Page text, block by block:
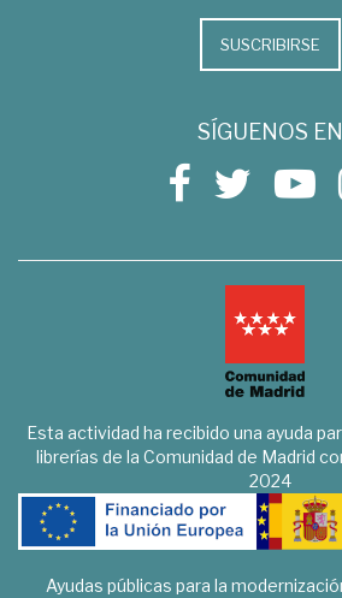
SUSCRIBIRSE
SÍGUENOS EN
Esta actividad ha recibido una ayuda
librerías de la Comunidad de Madrid
2024
Ayudas públicas para la